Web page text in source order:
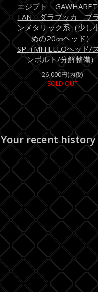
エジプト GAWHARET
FAN ダラブッカ ブ
ンメタリック系（少し
めの20㎝ヘッド）
SP（MITELLOヘッド/
ンボルト/分解整備）
26,000円(内税)
SOLD OUT
Your recent history